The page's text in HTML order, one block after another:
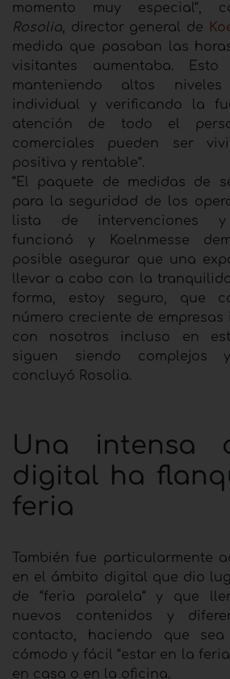
momento muy especial“,
Rosolia, director general de
medida que pasaban las
visitantes aumentaba. Esto
manteniendo altos
individual y verificando la
atención de todo el
comerciales pueden ser
positiva y rentable“.
“El paquete de medidas de
para la seguridad de los
lista de intervenciones y
funcionó y Koelnmesse
posible asegurar que una
llevar a cabo con la
forma, estoy seguro, que
número creciente de
con nosotros incluso en
siguen siendo complejos y
concluyó Rosolia.
Una intensa
digital ha
feria
También fue particularmente
en el ámbito digital que dio
de “feria paralela“ y que
nuevos contenidos y
contacto, haciendo que sea
cómodo y fácil “estar en la
en casa o en la oficina.